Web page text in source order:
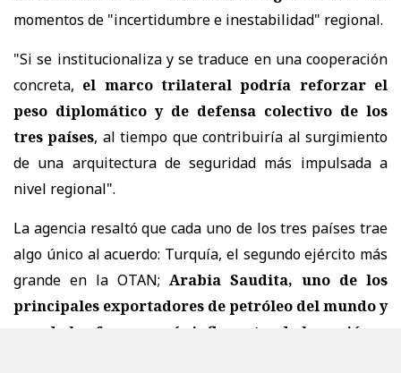
momentos de "incertidumbre e inestabilidad" regional.
"Si se institucionaliza y se traduce en una cooperación
concreta, el marco trilateral podría reforzar el
peso diplomático y de defensa colectivo de los
tres países, al tiempo que contribuiría al surgimiento
de una arquitectura de seguridad más impulsada a
nivel regional".
La agencia resaltó que cada uno de los tres países trae
algo único al acuerdo: Turquía, el segundo ejército más
grande en la OTAN; Arabia Saudita, uno de los
principales exportadores de petróleo del mundo y
una de las fuerzas más influyentes de la región; y